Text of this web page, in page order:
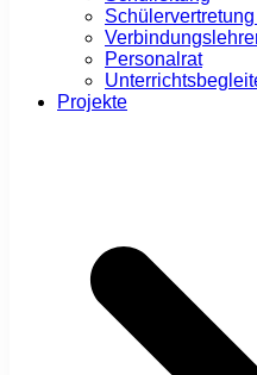
Personalrat
Projekte